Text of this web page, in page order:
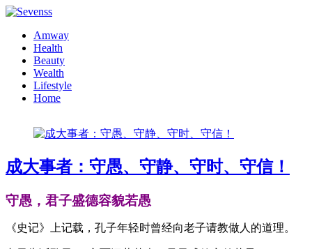
Amway
Health
Beauty
Wealth
Lifestyle
Home
成大事者：守愚、守静、守时、守信！
守愚，君子盛德容貌若愚
《史记》上记载，孔子年轻时曾经向老子请教做人的道理。